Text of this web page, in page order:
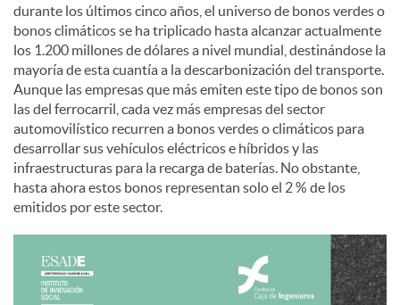
durante los últimos cinco años, el universo de bonos verdes o
bonos climáticos se ha triplicado hasta alcanzar actualmente
los 1.200 millones de dólares a nivel mundial, destinándose la
mayoría de esta cuantía a la descarbonización del transporte.
Aunque las empresas que más emiten este tipo de bonos son
las del ferrocarril, cada vez más empresas del sector
automovilístico recurren a bonos verdes o climáticos para
desarrollar sus vehículos eléctricos e híbridos y las
infraestructuras para la recarga de baterías. No obstante,
hasta ahora estos bonos representan solo el 2 % de los
emitidos por este sector.